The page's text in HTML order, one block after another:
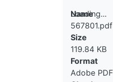
Loading...
Loading...
Name
567801.pdf
Size
119.84 KB
Format
Adobe PDF